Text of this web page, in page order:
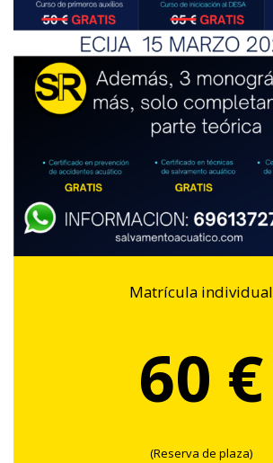
Matrícula individual
60 €
(Reserva de plaza)